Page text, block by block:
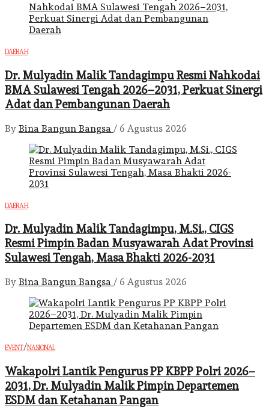
DAERAH
Dr. Mulyadin Malik Tandagimpu Resmi Nahkodai
BMA Sulawesi Tengah 2026–2031, Perkuat Sinergi
Adat dan Pembangunan Daerah
By Bina Bangun Bangsa / 6 Agustus 2026
DAERAH
Dr. Mulyadin Malik Tandagimpu, M.Si., CIGS
Resmi Pimpin Badan Musyawarah Adat Provinsi
Sulawesi Tengah, Masa Bhakti 2026-2031
By Bina Bangun Bangsa / 6 Agustus 2026
EVENT/NASIONAL
Wakapolri Lantik Pengurus PP KBPP Polri 2026–
2031, Dr. Mulyadin Malik Pimpin Departemen
ESDM dan Ketahanan Pangan